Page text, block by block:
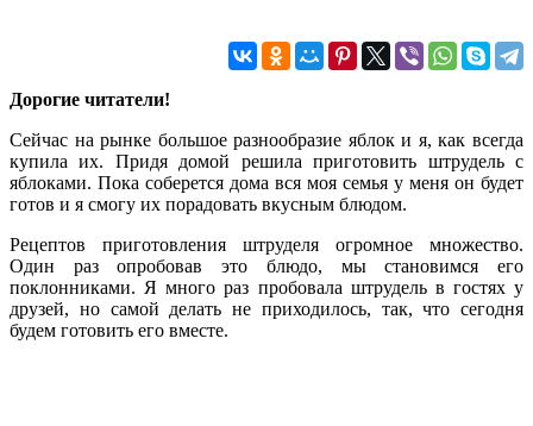
Дорогие читатели!
Сейчас на рынке большое разнообразие яблок и я, как всегда
купила их. Придя домой решила приготовить штрудель с
яблоками. Пока соберется дома вся моя семья у меня он будет
готов и я смогу их порадовать вкусным блюдом.
Рецептов приготовления штруделя огромное множество.
Один раз опробовав это блюдо, мы становимся его
поклонниками. Я много раз пробовала штрудель в гостях у
друзей, но самой делать не приходилось, так, что сегодня
будем готовить его вместе.